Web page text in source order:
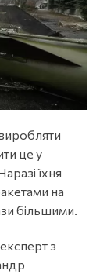
це у
їхня
на
більшими.
з